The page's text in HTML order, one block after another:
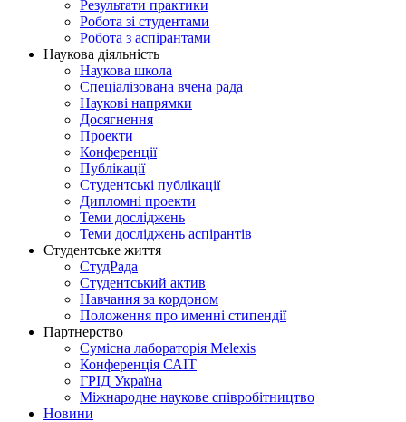
Результати практики
Робота зі студентами
Робота з аспірантами
Наукова діяльність
Наукова школа
Спеціалізована вчена рада
Наукові напрямки
Досягнення
Проекти
Конференції
Публікації
Студентські публікації
Дипломні проекти
Теми досліджень
Теми досліджень аспірантів
Студентське життя
СтудРада
Студентський актив
Навчання за кордоном
Положення про именні стипендії
Партнерство
Сумісна лабораторія Melexis
Конференція САІТ
ГРІД Україна
Міжнародне наукове співробітництво
Новини